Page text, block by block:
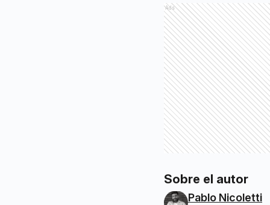
Ads
Sobre el autor
Pablo Nicoletti